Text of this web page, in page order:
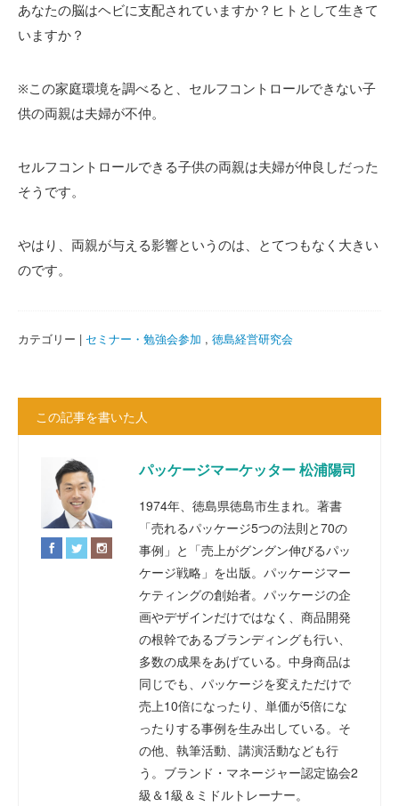
あなたの脳はヘビに支配されていますか？ヒトとして生きて
いますか？
※この家庭環境を調べると、セルフコントロールできない子
供の両親は夫婦が不仲。
セルフコントロールできる子供の両親は夫婦が仲良しだった
そうです。
やはり、両親が与える影響というのは、とてつもなく大きい
のです。
カテゴリー | セミナー・勉強会参加 , 徳島経営研究会
この記事を書いた人
パッケージマーケッター 松浦陽司
1974年、徳島県徳島市生まれ。著書
「売れるパッケージ5つの法則と70の
事例」と「売上がグングン伸びるパッ
ケージ戦略」を出版。パッケージマー
ケティングの創始者。パッケージの企
画やデザインだけではなく、商品開発
の根幹であるブランディングも行い、
多数の成果をあげている。中身商品は
同じでも、パッケージを変えただけで
売上10倍になったり、単価が5倍にな
ったりする事例を生み出している。そ
の他、執筆活動、講演活動なども行
う。ブランド・マネージャー認定協会2
級＆1級＆ミドルトレーナー。